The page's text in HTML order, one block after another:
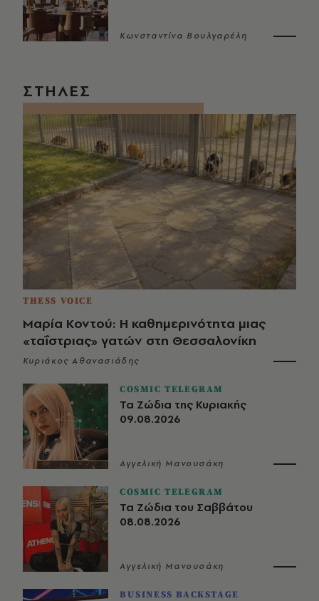
Κωνσταντίνα Βουλγαρέλη
ΣΤΗΛΕΣ
THESS VOICE
Μαρία Κοντού: Η καθημερινότητα μιας
«ταΐστριας» γατών στη Θεσσαλονίκη
Κυριάκος Αθανασιάδης
COSMIC TELEGRAM
Τα Ζώδια της Κυριακής
09.08.2026
Αγγελική Μανουσάκη
COSMIC TELEGRAM
Τα Ζώδια του Σαββάτου
08.08.2026
Αγγελική Μανουσάκη
BUSINESS BACKSTAGE